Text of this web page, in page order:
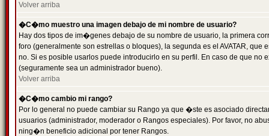
Volver arriba
�C�mo muestro una imagen debajo de mi nombre de usuario?
Hay dos tipos de im�genes debajo de su nombre de usuario, la primera
foro (generalmente son estrellas o bloques), la segunda es el AVATAR,
no. Si es posible usarlos puede introducirlo en su perfil. En caso de que
(seguramente sea un administrador bueno).
Volver arriba
�C�mo cambio mi rango?
Por lo general no puede cambiar su Rango ya que �ste es asociado
usuarios (administrador, moderador o Rangos especiales). Por favor, no
ning�n beneficio adicional por tener Rangos.